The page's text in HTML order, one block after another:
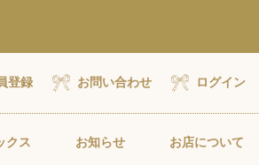
登録 お問い合わせ
ログイン
クス お知らせ お店について